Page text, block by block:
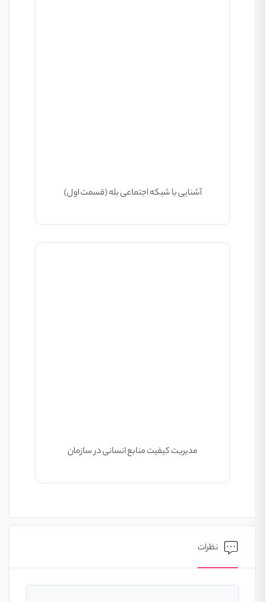
آشنایی با شبکه اجتماعی بله (قسمت اول)
مدیریت کیفیت منابع انسانی در سازمان
نظرات